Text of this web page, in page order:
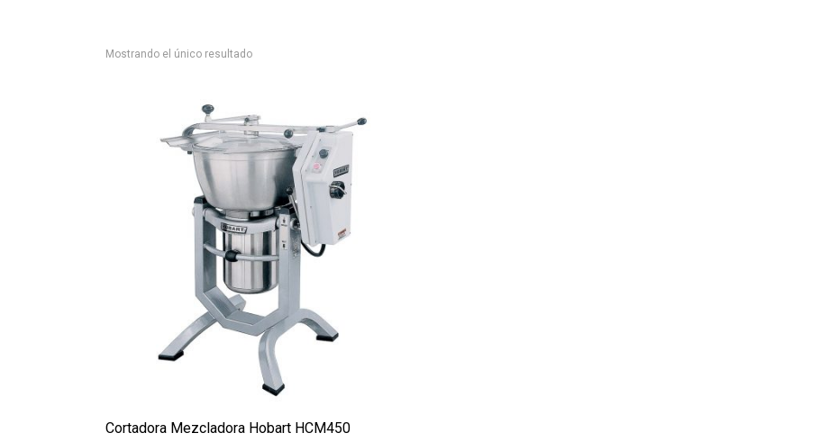
Mostrando el único resultado
Cortadora Mezcladora Hobart HCM450